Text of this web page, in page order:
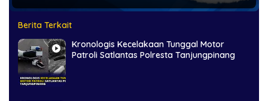
Berita Terkait
Kronologis Kecelakaan Tunggal Motor
Patroli Satlantas Polresta Tanjungpinang